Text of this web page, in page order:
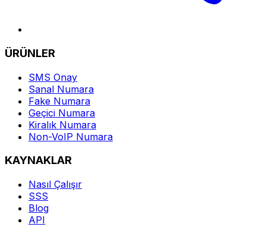
ÜRÜNLER
SMS Onay
Sanal Numara
Fake Numara
Geçici Numara
Kiralık Numara
Non-VoIP Numara
KAYNAKLAR
Nasıl Çalışır
SSS
Blog
API